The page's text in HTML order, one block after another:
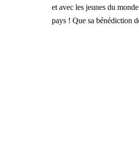
et avec les jeunes du
pays ! Que sa bénédiction